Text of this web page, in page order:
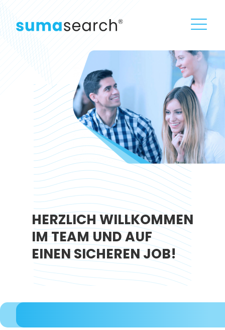
HERZLICH WILLKOMMEN
IM TEAM UND AUF
EINEN SICHEREN JOB!